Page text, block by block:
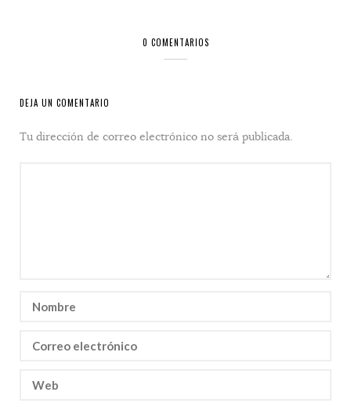
0 COMENTARIOS
DEJA UN COMENTARIO
Tu dirección de correo electrónico no será publicada.